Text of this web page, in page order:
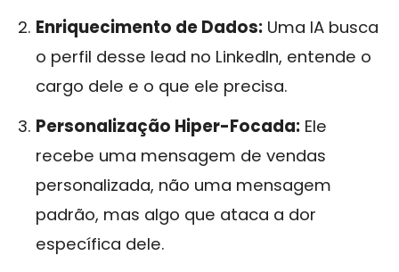
Enriquecimento de Dados: Uma IA busca
o perfil desse lead no LinkedIn, entende o
cargo dele e o que ele precisa.
Personalização Hiper-Focada: Ele
recebe uma mensagem de vendas
personalizada, não uma mensagem
padrão, mas algo que ataca a dor
específica dele.